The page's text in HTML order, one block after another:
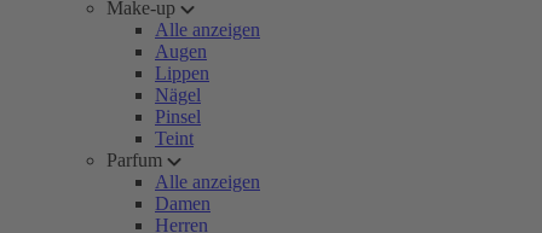
Make-up
Alle anzeigen
Augen
Lippen
Nägel
Pinsel
Teint
Parfum
Alle anzeigen
Damen
Herren